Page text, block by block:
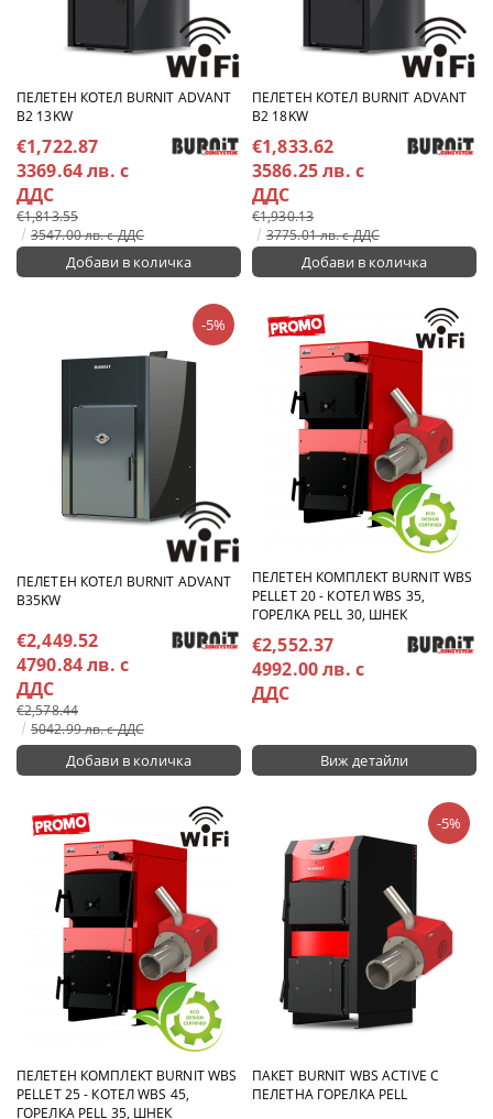
ПЕЛЕТЕН КОТЕЛ BURNIT ADVANT
B2 13KW
€1,722.87
3369.64 лв. с
ДДС
€1,813.55
3547.00 лв. с ДДС
ПЕЛЕТЕН КОТЕЛ BURNIT ADVANT
B2 18KW
€1,833.62
3586.25 лв. с
ДДС
€1,930.13
3775.01 лв. с ДДС
ПЕЛЕТЕН КОТЕЛ BURNIT ADVANT
B35KW
-5%
€2,449.52
4790.84 лв. с
ДДС
€2,578.44
5042.99 лв. с ДДС
ПЕЛЕТЕН КОМПЛЕКТ BURNIT WBS
PELLET 20 - КОТЕЛ WBS 35,
ГОРЕЛКА PELL 30, ШНЕК
€2,552.37
4992.00 лв. с
ДДС
Виж детайли
ПЕЛЕТЕН КОМПЛЕКТ BURNIT WBS
PELLET 25 - КОТЕЛ WBS 45,
ГОРЕЛКА PELL 35, ШНЕК
ПАКЕТ BURNIT WBS ACTIVE С
ПЕЛЕТНА ГОРЕЛКА PELL
-5%